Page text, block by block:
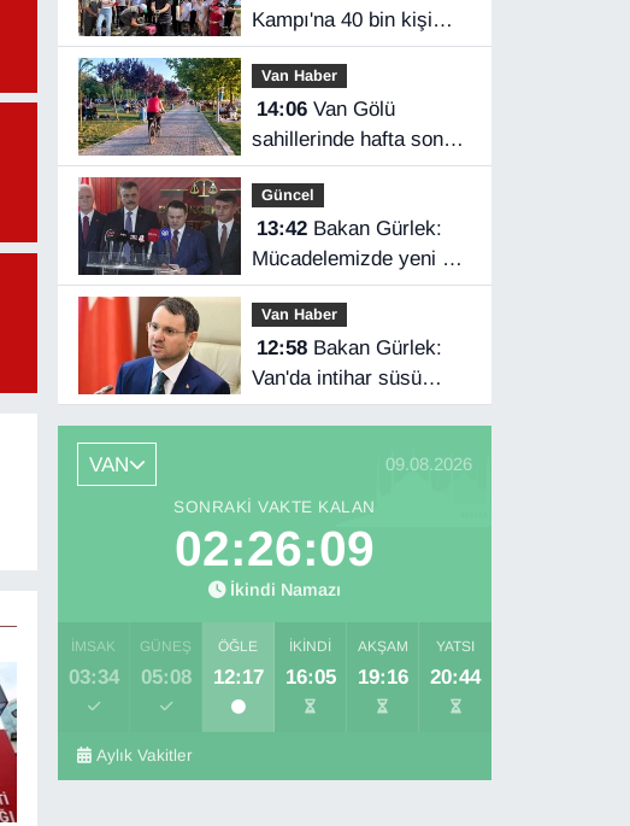
Kampı'na 40 bin kişi
katıldı
Van Haber
14:06Van Gölü
sahillerinde hafta sonu
yoğunluğu
Güncel
13:42Bakan Gürlek:
Mücadelemizde yeni bir
boyuta geçeceğiz
Van Haber
12:58Bakan Gürlek:
Van'da intihar süsü
verilen olay aydınlatıldı
VAN 09.08.2026
SONRAKI VAKTE KALAN
02:26:08
İkindi Namazı
İMSAK
03:34
GÜNEŞ
05:08
ÖĞLE
12:17
İKINDI
16:05
AKŞAM
19:16
YATSI
20:44
Aylık Vakitler